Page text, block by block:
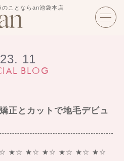
ことならan池袋本店
BLOG
11
正とカットで地毛デビュ
★☆ ★☆ ★☆ ★☆ ★☆ ★☆